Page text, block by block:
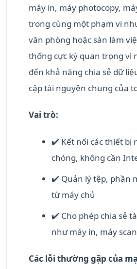
máy in, máy photocopy,
trong cùng một phạm vi
văn phòng hoặc sàn làm
thống cực kỳ quan trọng vì
đến khả năng chia sẻ dữ
cập tài nguyên chung của
Vai trò:
✔️ Kết nối các thiết bị
chóng, không cần
✔️ Quản lý tệp, phần
từ máy chủ
✔️ Cho phép chia sẻ
như máy in, máy scan
Các lỗi thường gặp của